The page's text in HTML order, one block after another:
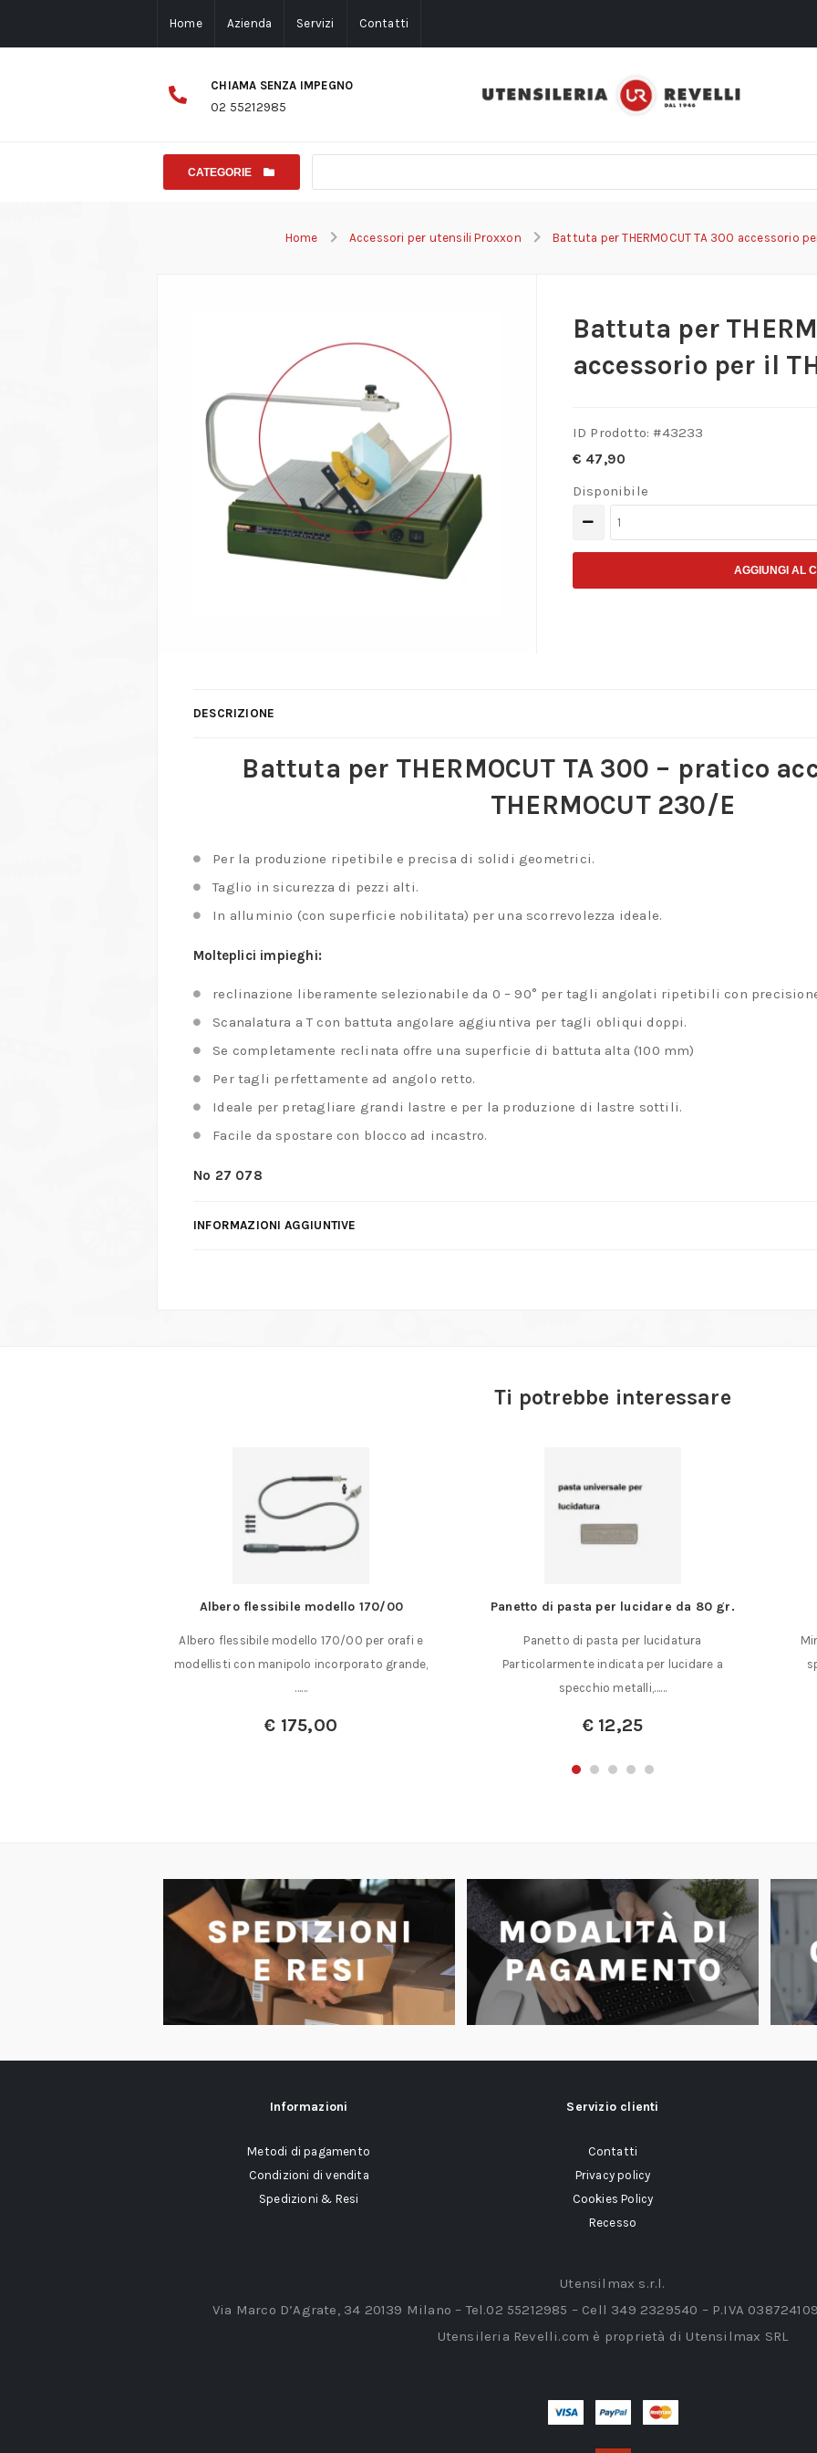
Home Azienda Servizi Contatti
CHIAMA SENZA IMPEGNO
02 55212985
CATEGORIE
Home Accessori per utensili Proxxon Battuta per THERMOCUT TA 300 accessorio
Battuta per
accessorio per il
ID Prodotto: #43233
€ 47,90
Disponibile
Battuta
quantità
AGGIUNGI AL
DESCRIZIONE
Battuta per THERMOCUT TA 300 – pratico
THERMOCUT 230/E
Per la produzione ripetibile e precisa di solidi geometrici.
Taglio in sicurezza di pezzi alti.
In alluminio (con superficie nobilitata) per una scorrevolezza ideale.
Molteplici impieghi:
reclinazione liberamente selezionabile da 0 – 90° per tagli angolati ripetibili con
Scanalatura a T con battuta angolare aggiuntiva per tagli obliqui doppi.
Se completamente reclinata offre una superficie di battuta alta (100 mm)
Per tagli perfettamente ad angolo retto.
Ideale per pretagliare grandi lastre e per la produzione di lastre sottili.
Facile da spostare con blocco ad incastro.
No 27 078
INFORMAZIONI AGGIUNTIVE
Ti potrebbe interessare
Albero flessibile modello 170/00
Albero flessibile modello 170/00 per orafi e
modellisti con manipolo incorporato grande,
……
€ 175,00
Panetto di pasta per lucidare da 80 gr.
Panetto di pasta per lucidatura
Particolarmente indicata per lucidare a
specchio metalli,……
€12,25
Informazioni
Metodi di pagamento
Condizioni di vendita
Spedizioni & Resi
Servizio clienti
Contatti
Privacy policy
Cookies Policy
Recesso
Utensilmax s.r.l.
Via Marco D’Agrate, 34 20139 Milano – Tel.02 55212985 – Cell 349 2329540 – P.IVA
Utensileria Revelli.com è proprietà di Utensilmax SRL